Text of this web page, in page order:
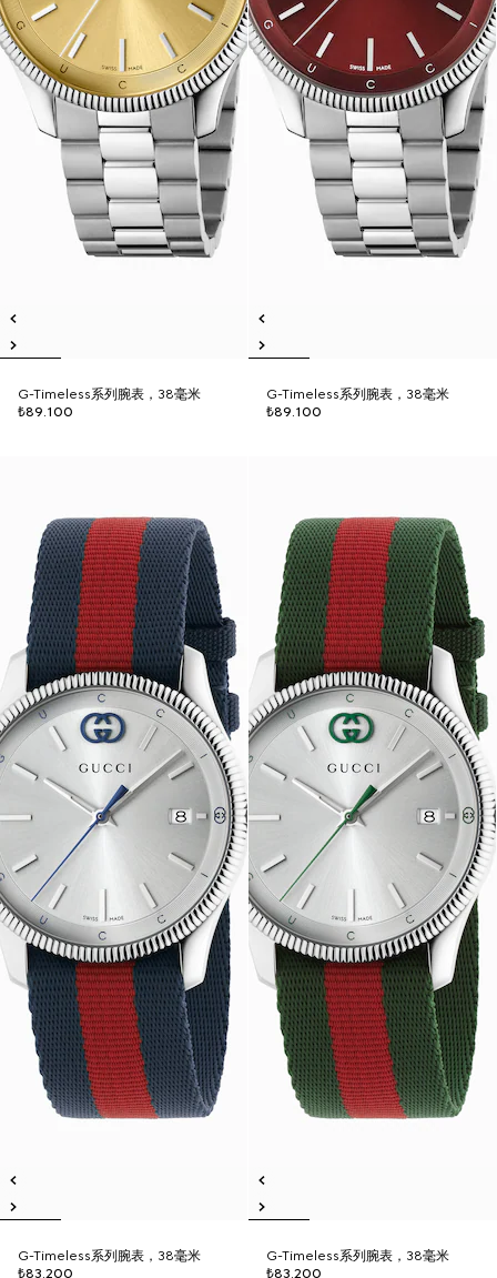
G-Timeless系列腕表，38毫米
₺89.100
G-Timeless系列腕表，38毫米
₺89.100
G-Timeless系列腕表，38毫米
₺83.200
G-Timeless系列腕表，38毫米
₺83.200